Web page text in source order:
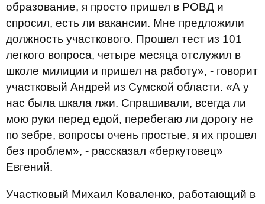
образование, я просто пришел в РОВД и
спросил, есть ли вакансии. Мне предложили
должность участкового. Прошел тест из 101
легкого вопроса, четыре месяца отслужил в
школе милиции и пришел на работу», - говорит
участковый Андрей из Сумской области. «А у
нас была шкала лжи. Спрашивали, всегда ли
мою руки перед едой, перебегаю ли дорогу не
по зебре, вопросы очень простые, я их прошел
без проблем», - рассказал «беркутовец»
Евгений.
Участковый Михаил Коваленко, работающий в